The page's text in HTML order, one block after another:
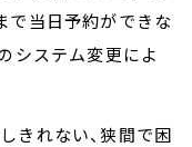
で当日予約ができな
システム変更によ
きれない、狭間で困